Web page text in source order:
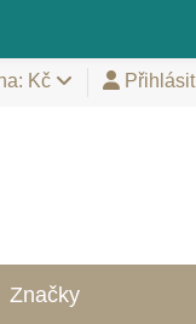
Kč
Značky